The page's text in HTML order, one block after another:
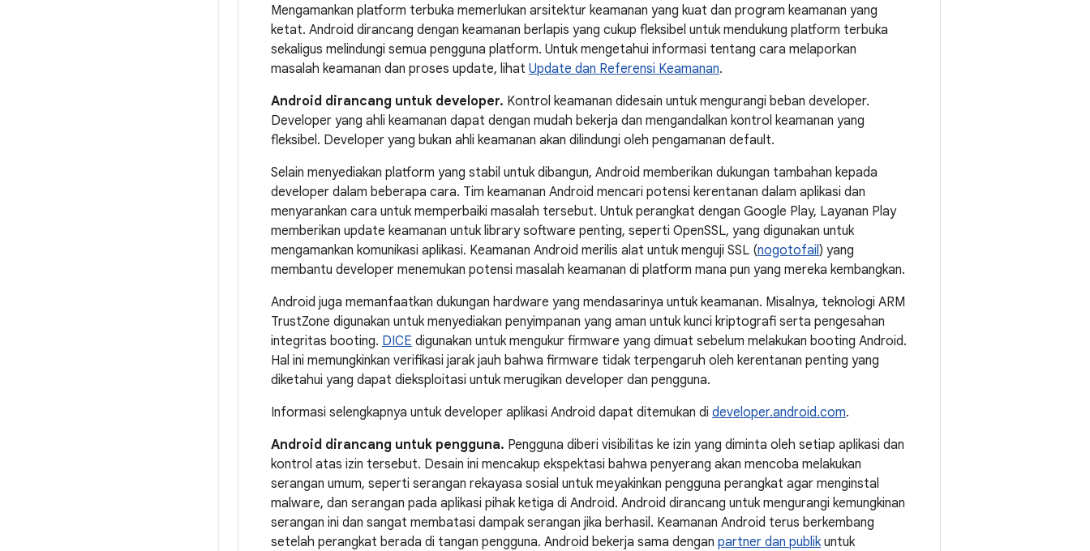
Mengamankan platform terbuka memerlukan arsitektur keamanan yang kuat dan program keamanan yang
ketat. Android dirancang dengan keamanan berlapis yang cukup fleksibel untuk mendukung platform terbuka
sekaligus melindungi semua pengguna platform. Untuk mengetahui informasi tentang cara melaporkan
masalah keamanan dan proses update, lihat Update dan Referensi Keamanan.
Android dirancang untuk developer. Kontrol keamanan didesain untuk mengurangi beban developer.
Developer yang ahli keamanan dapat dengan mudah bekerja dan mengandalkan kontrol keamanan yang
fleksibel. Developer yang bukan ahli keamanan akan dilindungi oleh pengamanan default.
Selain menyediakan platform yang stabil untuk dibangun, Android memberikan dukungan tambahan kepada
developer dalam beberapa cara. Tim keamanan Android mencari potensi kerentanan dalam aplikasi dan
menyarankan cara untuk memperbaiki masalah tersebut. Untuk perangkat dengan Google Play, Layanan Play
memberikan update keamanan untuk library software penting, seperti OpenSSL, yang digunakan untuk
mengamankan komunikasi aplikasi. Keamanan Android merilis alat untuk menguji SSL (nogotofail) yang
membantu developer menemukan potensi masalah keamanan di platform mana pun yang mereka kembangkan.
Android juga memanfaatkan dukungan hardware yang mendasarinya untuk keamanan. Misalnya, teknologi ARM
TrustZone digunakan untuk menyediakan penyimpanan yang aman untuk kunci kriptografi serta pengesahan
integritas booting. DICE digunakan untuk mengukur firmware yang dimuat sebelum melakukan booting Android.
Hal ini memungkinkan verifikasi jarak jauh bahwa firmware tidak terpengaruh oleh kerentanan penting yang
diketahui yang dapat dieksploitasi untuk merugikan developer dan pengguna.
Informasi selengkapnya untuk developer aplikasi Android dapat ditemukan di developer.android.com.
Android dirancang untuk pengguna. Pengguna diberi visibilitas ke izin yang diminta oleh setiap aplikasi dan
kontrol atas izin tersebut. Desain ini mencakup ekspektasi bahwa penyerang akan mencoba melakukan
serangan umum, seperti serangan rekayasa sosial untuk meyakinkan pengguna perangkat agar menginstal
malware, dan serangan pada aplikasi pihak ketiga di Android. Android dirancang untuk mengurangi kemungkinan
serangan ini dan sangat membatasi dampak serangan jika berhasil. Keamanan Android terus berkembang
setelah perangkat berada di tangan pengguna. Android bekerja sama dengan partner dan publikuntuk